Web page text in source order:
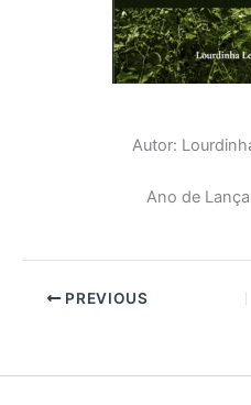
Autor:
Ano de
PREVIOUS